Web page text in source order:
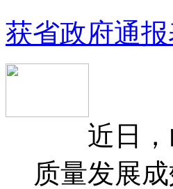
获省政府通
近日，山
质量发展